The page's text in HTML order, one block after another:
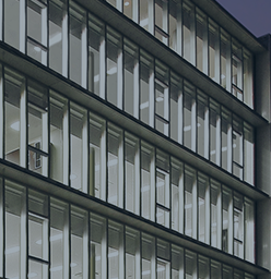
事業所一覧
株主総会
株価情報リンク
ダイバーシティ・エクイティ
&インクルージョン
TCFDの枠組みに基づく
気候関連の情報開示